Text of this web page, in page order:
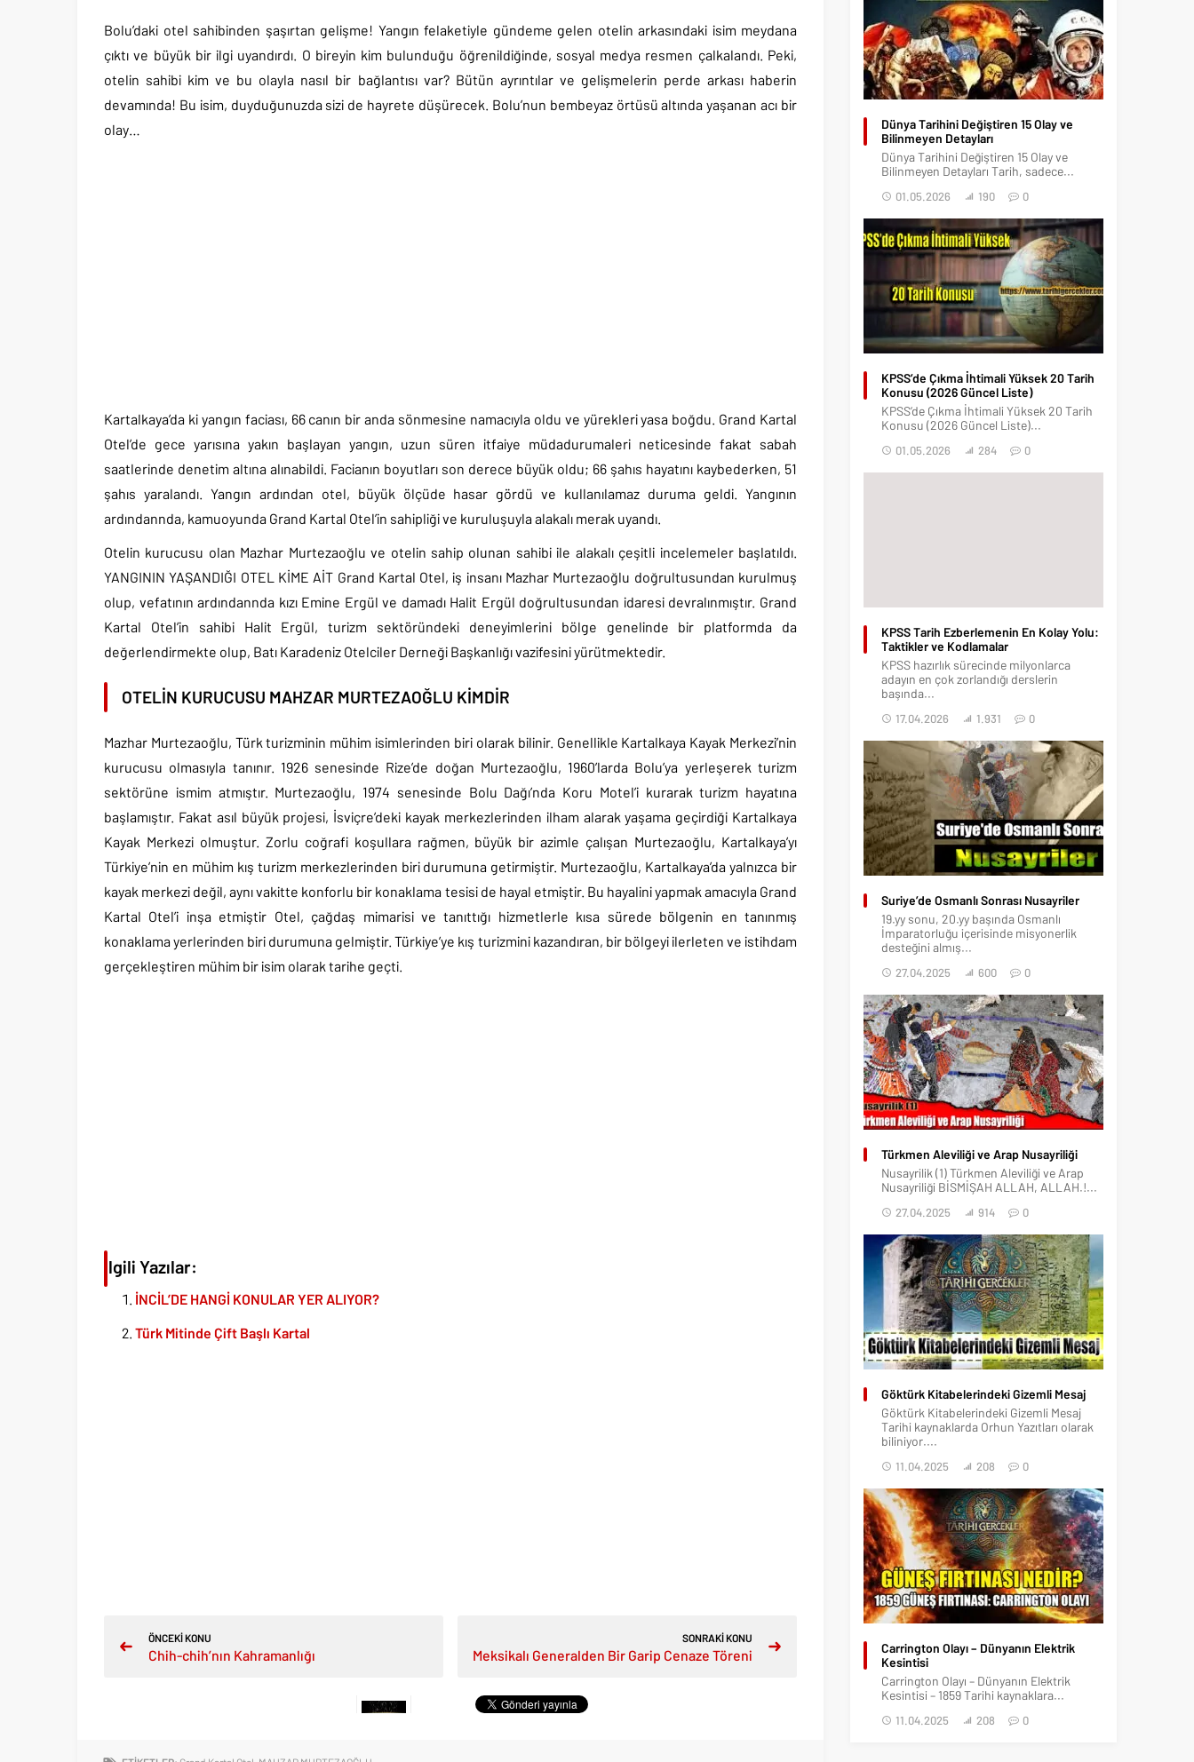
Bolu’daki otel sahibinden şaşırtan gelişme! Yangın felaketiyle gündeme gelen otelin arkasındaki isim meydana
çıktı ve büyük bir ilgi uyandırdı. O bireyin kim bulunduğu öğrenildiğinde, sosyal medya resmen çalkalandı. Peki,
otelin sahibi kim ve bu olayla nasıl bir bağlantısı var? Bütün ayrıntılar ve gelişmelerin perde arkası haberin
devamında! Bu isim, duyduğunuzda sizi de hayrete düşürecek. Bolu’nun bembeyaz örtüsü altında yaşanan acı bir
olay…
Kartalkaya’da ki yangın faciası, 66 canın bir anda sönmesine namacıyla oldu ve yürekleri yasa boğdu. Grand Kartal
Otel’de gece yarısına yakın başlayan yangın, uzun süren itfaiye müdadurumaleri neticesinde fakat sabah
saatlerinde denetim altına alınabildi. Facianın boyutları son derece büyük oldu; 66 şahıs hayatını kaybederken, 51
şahıs yaralandı. Yangın ardından otel, büyük ölçüde hasar gördü ve kullanılamaz duruma geldi. Yangının
ardındannda, kamuoyunda Grand Kartal Otel’in sahipliği ve kuruluşuyla alakalı merak uyandı.
Otelin kurucusu olan Mazhar Murtezaoğlu ve otelin sahip olunan sahibi ile alakalı çeşitli incelemeler başlatıldı.
YANGININ YAŞANDIĞI OTEL KİME AİT Grand Kartal Otel, iş insanı Mazhar Murtezaoğlu doğrultusundan kurulmuş
olup, vefatının ardındannda kızı Emine Ergül ve damadı Halit Ergül doğrultusundan idaresi devralınmıştır. Grand
Kartal Otel’in sahibi Halit Ergül, turizm sektöründeki deneyimlerini bölge genelinde bir platformda da
değerlendirmekte olup, Batı Karadeniz Otelciler Derneği Başkanlığı vazifesini yürütmektedir.
OTELİN KURUCUSU MAHZAR MURTEZAOĞLU KİMDİR
Mazhar Murtezaoğlu, Türk turizminin mühim isimlerinden biri olarak bilinir. Genellikle Kartalkaya Kayak Merkezi’nin
kurucusu olmasıyla tanınır. 1926 senesinde Rize’de doğan Murtezaoğlu, 1960’larda Bolu’ya yerleşerek turizm
sektörüne ismim atmıştır. Murtezaoğlu, 1974 senesinde Bolu Dağı’nda Koru Motel’i kurarak turizm hayatına
başlamıştır. Fakat asıl büyük projesi, İsviçre’deki kayak merkezlerinden ilham alarak yaşama geçirdiği Kartalkaya
Kayak Merkezi olmuştur. Zorlu coğrafi koşullara rağmen, büyük bir azimle çalışan Murtezaoğlu, Kartalkaya’yı
Türkiye’nin en mühim kış turizm merkezlerinden biri durumuna getirmiştir. Murtezaoğlu, Kartalkaya’da yalnızca bir
kayak merkezi değil, aynı vakitte konforlu bir konaklama tesisi de hayal etmiştir. Bu hayalini yapmak amacıyla Grand
Kartal Otel’i inşa etmiştir Otel, çağdaş mimarisi ve tanıttığı hizmetlerle kısa sürede bölgenin en tanınmış
konaklama yerlerinden biri durumuna gelmiştir. Türkiye’ye kış turizmini kazandıran, bir bölgeyi ilerleten ve istihdam
gerçekleştiren mühim bir isim olarak tarihe geçti.
İlgili Yazılar:
İNCİL’DE HANGİ KONULAR YER ALIYOR?
Türk Mitinde Çift Başlı Kartal
ÖNCEKİ KONU
Chih-chih’nın Kahramanlığı
SONRAKİ KONU
Meksikalı Generalden Bir Garip Cenaze Töreni
Dünya Tarihini Değiştiren 15 Olay ve
Bilinmeyen Detayları
Dünya Tarihini Değiştiren 15 Olay ve
Bilinmeyen Detayları Tarih, sadece...
01.05.2026 190 0
KPSS’de Çıkma İhtimali Yüksek 20 Tarih
Konusu (2026 Güncel Liste)
KPSS’de Çıkma İhtimali Yüksek 20 Tarih
Konusu (2026 Güncel Liste)...
01.05.2026 284 0
KPSS Tarih Ezberlemenin En Kolay Yolu:
Taktikler ve Kodlamalar
KPSS hazırlık sürecinde milyonlarca
adayın en çok zorlandığı derslerin
başında...
17.04.2026 1.931 0
Suriye’de Osmanlı Sonrası Nusayriler
19.yy sonu, 20.yy başında Osmanlı
İmparatorluğu içerisinde misyonerlik
desteğini almış...
27.04.2025 600 0
Türkmen Aleviliği ve Arap Nusayriliği
Nusayrilik (1) Türkmen Aleviliği ve Arap
Nusayriliği BİSMİŞAH ALLAH, ALLAH.!...
27.04.2025 914 0
Göktürk Kitabelerindeki Gizemli Mesaj
Göktürk Kitabelerindeki Gizemli Mesaj
Tarihi kaynaklarda Orhun Yazıtları olarak
biliniyor....
11.04.2025 208 0
Carrington Olayı – Dünyanın Elektrik
Kesintisi
Carrington Olayı – Dünyanın Elektrik
Kesintisi – 1859 Tarihi kaynaklara...
11.04.2025 208 0